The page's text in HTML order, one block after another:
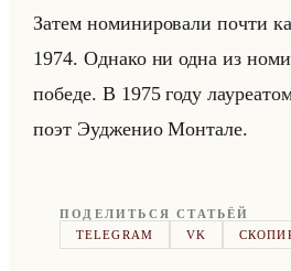
Затем но­ми­ни­ро­ва­ли почти
1974. Од­на­ко ни одна из
по­бе­де. В 1975 году
поэт Эуд­же­нио Мон­та­ле.
ПОДЕЛИТЬСЯ СТАТЬЁЙ
TELEGRAM
VK